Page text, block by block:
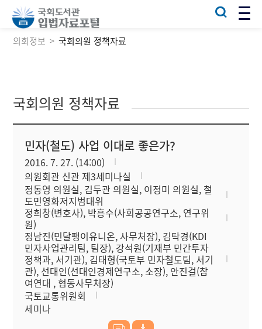
의회정보 국회의원 정책자료
국회의원 정책자료
민자(철도) 사업 이대로 좋은가?
2016. 7. 27. (14:00)
의원회관 신관 제3세미나실
정동영 의원실, 김두관 의원실, 이정미 의원실, 철
도민영화저지범대위
정희창(변호사), 박흥수(사회공공연구소, 연구위
원)
정남진(민달팽이유니온, 사무처장), 김탁경(KDI
민자사업관리팀, 팀장), 강석원(기재부 민간투자
정책과, 서기관), 김태형(국토부 민자철도팀, 서기
관), 선대인(선대인경제연구소, 소장), 안진걸(참
여연대 , 협동사무처장)
국토교통위원회
세미나